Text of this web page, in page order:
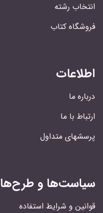
انتخاب رشته
فروشگاه کتاب
اطلاعات
درباره ما
ارتباط با ما
پرسشهای متداول
سیاست‌ها و طرح‌ها
قوانین و شرایط استفاده